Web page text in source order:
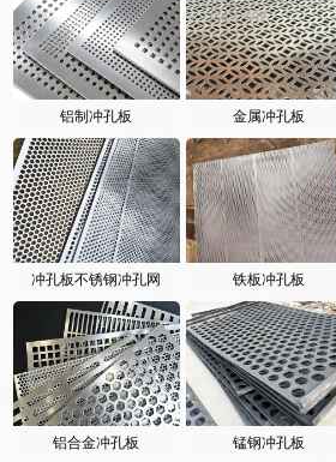
铝制冲孔板 金属冲孔板
冲孔板不锈钢冲孔网 铁板冲孔板
铝合金冲孔板 锰钢冲孔板